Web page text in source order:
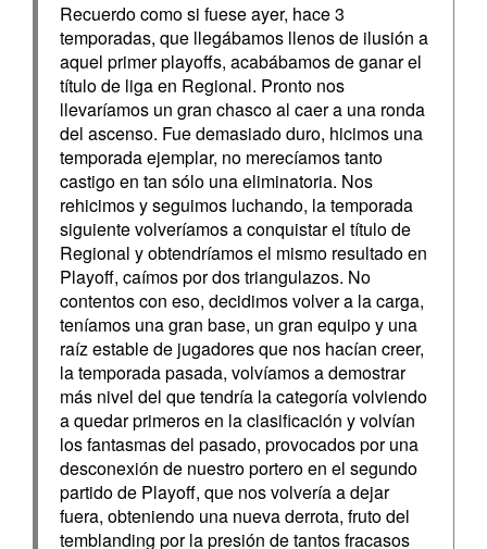
Recuerdo como si fuese ayer, hace 3
temporadas, que llegábamos llenos de ilusión a
aquel primer playoffs, acabábamos de ganar el
título de liga en Regional. Pronto nos
llevaríamos un gran chasco al caer a una ronda
del ascenso. Fue demasiado duro, hicimos una
temporada ejemplar, no merecíamos tanto
castigo en tan sólo una eliminatoria. Nos
rehicimos y seguimos luchando, la temporada
siguiente volveríamos a conquistar el título de
Regional y obtendríamos el mismo resultado en
Playoff, caímos por dos triangulazos. No
contentos con eso, decidimos volver a la carga,
teníamos una gran base, un gran equipo y una
raíz estable de jugadores que nos hacían creer,
la temporada pasada, volvíamos a demostrar
más nivel del que tendría la categoría volviendo
a quedar primeros en la clasificación y volvían
los fantasmas del pasado, provocados por una
desconexión de nuestro portero en el segundo
partido de Playoff, que nos volvería a dejar
fuera, obteniendo una nueva derrota, fruto del
temblanding por la presión de tantos fracasos